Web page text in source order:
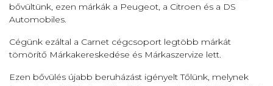
bővültünk, ezen márkák a Peugeot, a Citroen és a DS
Automobiles.
Cégünk ezáltal a Carnet cégcsoport legtöbb márkát
tömörítő Márkakereskedése és Márkaszervize lett.
Ezen bővülés újabb beruházást igényelt Tőlünk, melynek